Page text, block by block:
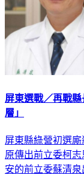
屏東選戰／再戰
層」
屏東縣綠營初選
原傳出前立委柯
安的前立委蘇清